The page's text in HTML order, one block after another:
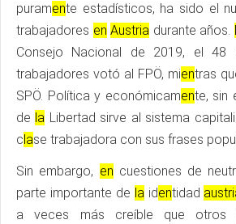
puramente estadísticos, ha sido el
trabajadores en Austria durante años.
Consejo Nacional de 2019, el 48
trabajadores votó al FPÖ, mientras
SPÖ. Política y económicamente, sin
de la Libertad sirve al sistema
clase trabajadora con sus frases
Sin embargo, en cuestiones de
parte importante de laidentidad
a veces más creíble que otros